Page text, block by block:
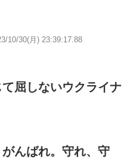
10/30(月) 23:39:17.88
屈しないウクライナ
んばれ。守れ、守